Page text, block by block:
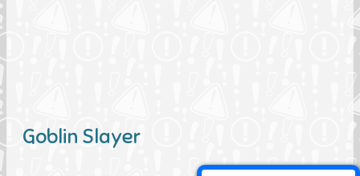
Goblin Slayer